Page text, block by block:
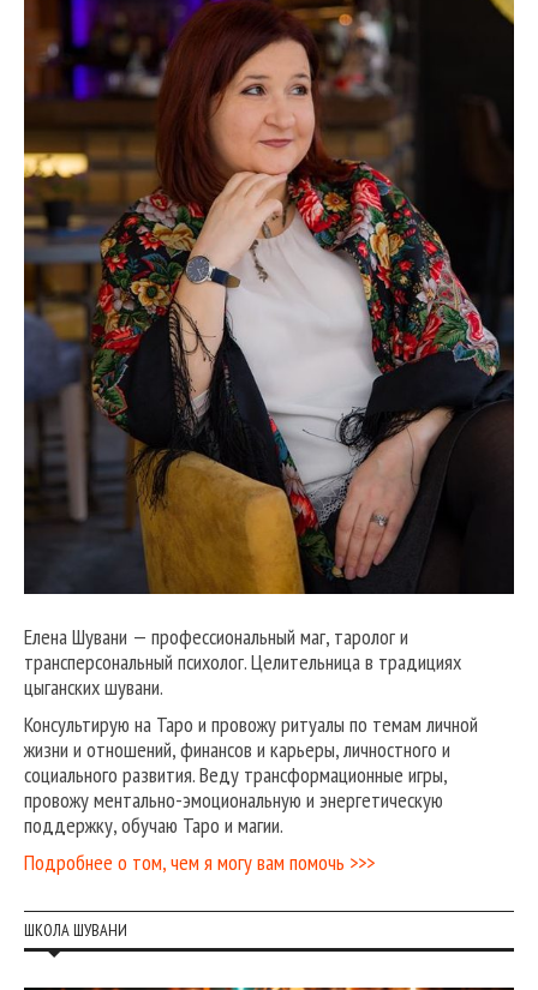
Елена Шувани — профессиональный маг, таролог и
трансперсональный психолог. Целительница в традициях
цыганских шувани.
Консультирую на Таро и провожу ритуалы по темам личной
жизни и отношений, финансов и карьеры, личностного и
социального развития. Веду трансформационные игры,
провожу ментально-эмоциональную и энергетическую
поддержку, обучаю Таро и магии.
Подробнее о том, чем я могу вам помочь >>>
ШКОЛА ШУВАНИ